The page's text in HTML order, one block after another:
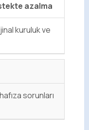
azalma
kuruluk ve
sorunları